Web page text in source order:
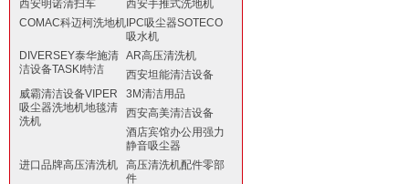
西安明诺清扫车
西安手推式洗地机
COMAC科迈柯洗地机 IPC吸尘器SOTECO
吸水机
DIVERSEY泰华施清
洁设备TASKI特洁
AR高压清洗机
西安坦能清洁设备
威霸清洁设备VIPER
吸尘器洗地机地毯清
洗机
3M清洁用品
西安高美清洁设备
酒店宾馆办公用强力
静音吸尘器
进口品牌高压清洗机
高压清洗机配件零部
件